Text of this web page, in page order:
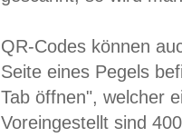
QR-Codes können
Seite eines Pegels
Tab öffnen", welcher
Voreingestellt sind